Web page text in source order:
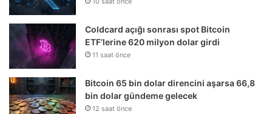
Coldcard açığı sonrası spot Bitcoin
ETF’lerine 620 milyon dolar girdi
11 saat önce
Bitcoin 65 bin dolar direncini aşarsa 66,8
bin dolar gündeme gelecek
12 saat önce